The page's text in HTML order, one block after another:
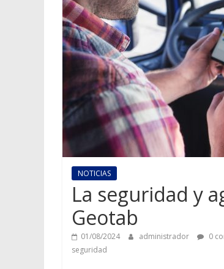
NOTICIAS
La seguridad y
Geotab
01/08/2024 administrador 0
seguridad